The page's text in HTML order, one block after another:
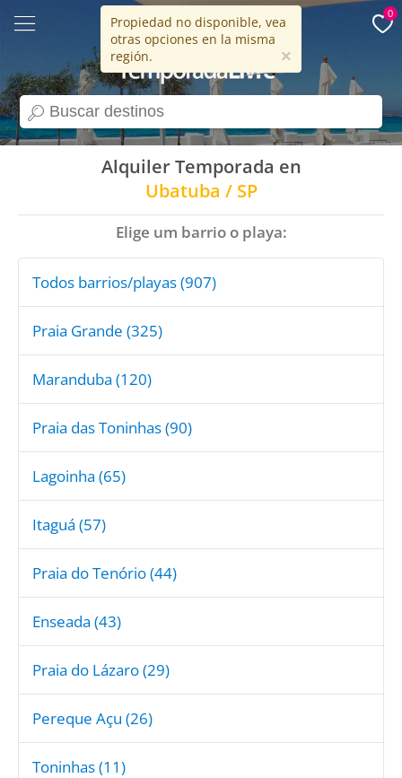
search
15 años
0
Propiedad no disponible, vea
otras opciones en la misma
región.
×
Alquiler Temporada en
Ubatuba / SP
Elige um barrio o playa:
Todos barrios/playas (907)
Praia Grande (325)
Maranduba (120)
Praia das Toninhas (90)
Lagoinha (65)
Itaguá (57)
Praia do Tenório (44)
Enseada (43)
Praia do Lázaro (29)
Pereque Açu (26)
Toninhas (11)